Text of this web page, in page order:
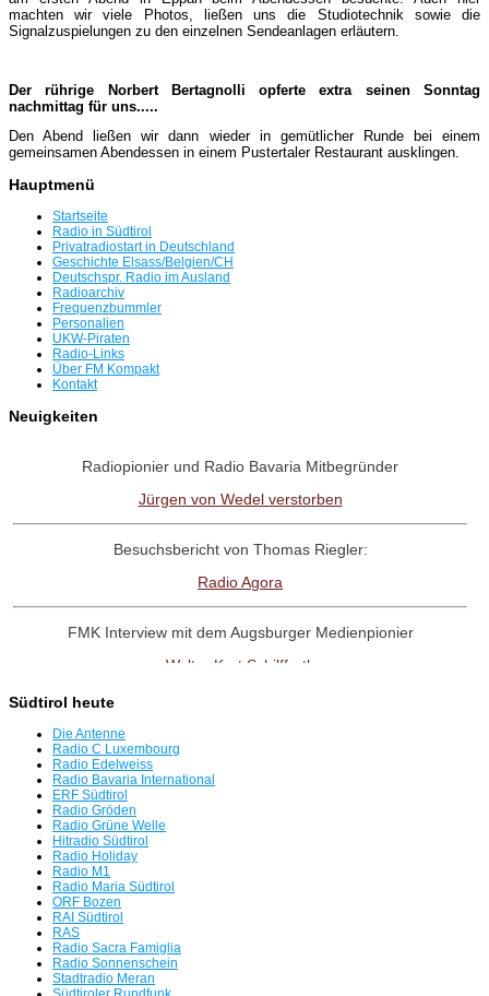
machten wir viele Photos, ließen uns die Studiotechnik sowie die
Signalzuspielungen zu den einzelnen Sendean­la­gen erläutern.
Der rührige Norbert Bertagnolli opferte extra seinen Sonntag
nachmittag für uns.....
Den Abend ließen wir dann wieder in gemütlicher Runde bei einem
gemeinsamen Abendessen in ei­nem Pustertaler Restaurant ausklingen.
Hauptmenü
Startseite
Radio in Südtirol
Privatradiostart in Deutschland
Geschichte Elsass/Belgien/CH
Deutschspr. Radio im Ausland
Radioarchiv
Frequenzbummler
Personalien
UKW-Piraten
Radio-Links
Über FM Kompakt
Kontakt
Neuigkeiten
Radiopionier und Radio Bavaria Mitbegründer
Jürgen von Wedel verstorben
Besuchsbericht von Thomas Riegler:
Radio Agora
FMK Interview mit dem Augsburger Medienpionier
Walter Kurt Schilffarth
Antenne Austria Memorial Fanpage
Interview mit dem Radio UNO-Pionier
Tag der offenen Tür in Freimann
Radio Bavaria International plant für 8.8.26 eine Rückkehr auf
Südtirol heute
Die Antenne
Radio C Luxembourg
Radio Edelweiss
Radio Bavaria International
ERF Südtirol
Radio Gröden
Radio Grüne Welle
Hitradio Südtirol
Radio Holiday
Radio M1
Radio Maria Südtirol
ORF Bozen
RAI Südtirol
RAS
Radio Sacra Famiglia
Radio Sonnenschein
Stadtradio Meran